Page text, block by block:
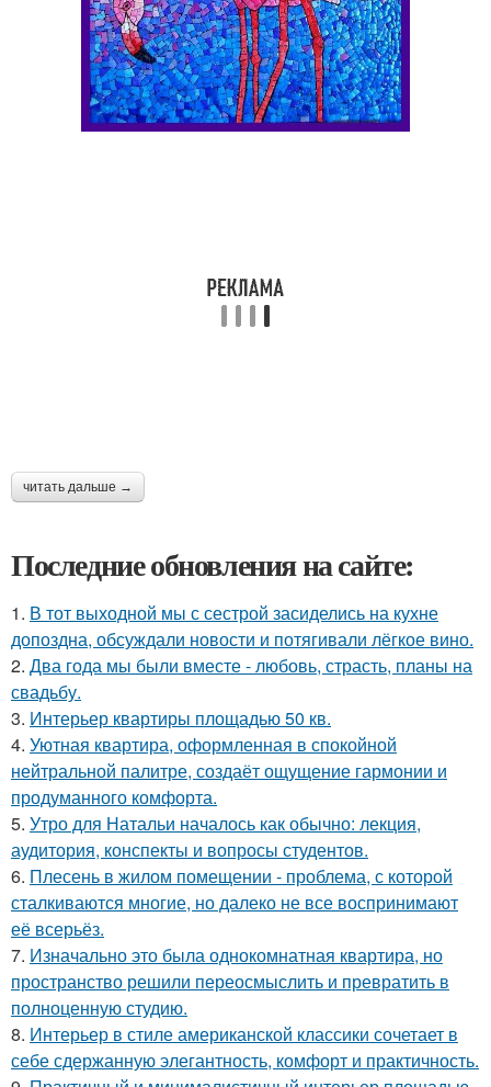
читать дальше →
Последние обновления на сайте:
1. В тот выходной мы с сестрой засиделись на кухне
допоздна, обсуждали новости и потягивали лёгкое вино.
2. Два года мы были вместе - любовь, страсть, планы на
свадьбу.
3. Интерьер квартиры площадью 50 кв.
4. Уютная квартира, оформленная в спокойной
нейтральной палитре, создаёт ощущение гармонии и
продуманного комфорта.
5. Утро для Натальи началось как обычно: лекция,
аудитория, конспекты и вопросы студентов.
6. Плесень в жилом помещении - проблема, с которой
сталкиваются многие, но далеко не все воспринимают
её всерьёз.
7. Изначально это была однокомнатная квартира, но
пространство решили переосмыслить и превратить в
полноценную студию.
8. Интерьер в стиле американской классики сочетает в
себе сдержанную элегантность, комфорт и практичность.